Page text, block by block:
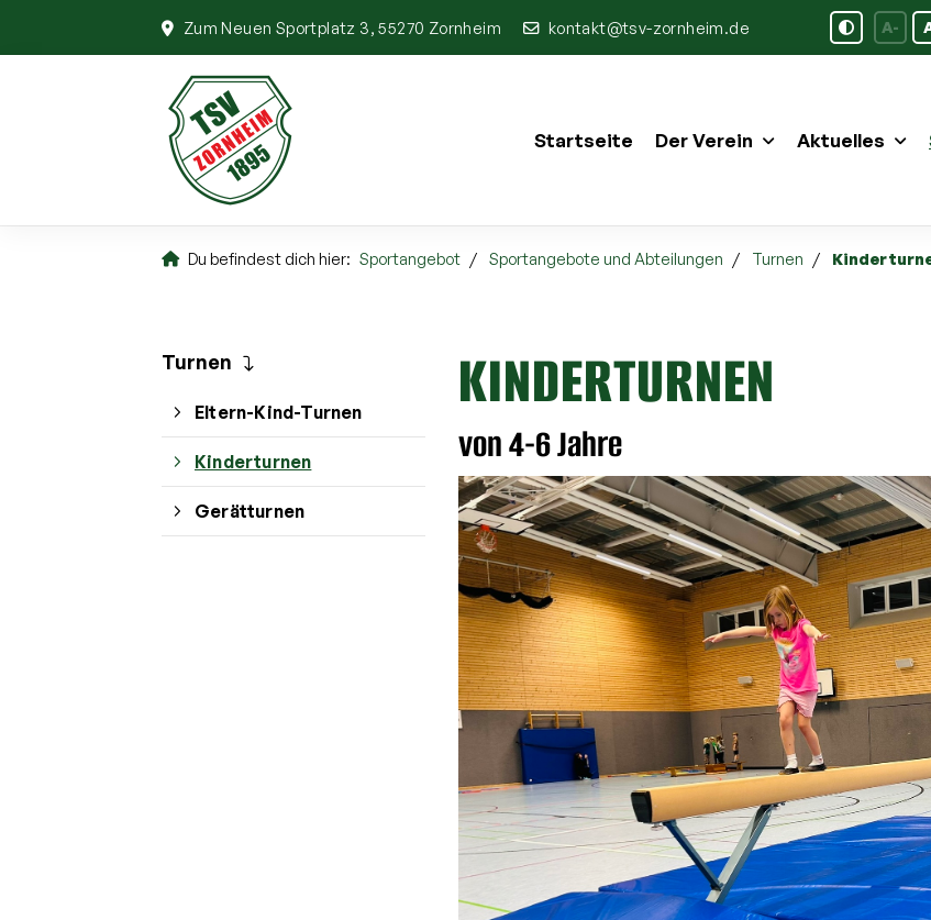
Zum Neuen Sportplatz 3, 55270 Zornheim kontakt@tsv-zornheim.de A-
Startseite Der Verein Aktuelles
Du befindest dich hier: Sportangebot Sportangebote und Abteilungen Turnen
KINDERTURNEN
von 4-6 Jahre
Turnen
Eltern-Kind-Turnen
Kinderturnen
Gerätturnen